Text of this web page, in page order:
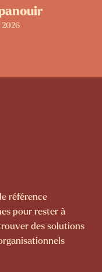
2026
référence
pour rester à
des solutions